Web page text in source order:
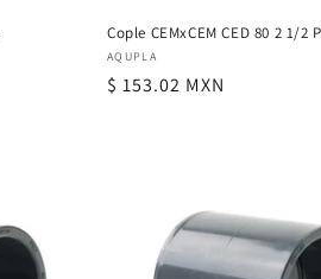
Cople CEMxCEM CED 80 2 1/2
Proveedor:
AQUPLA
Precio
$ 153.02 MXN